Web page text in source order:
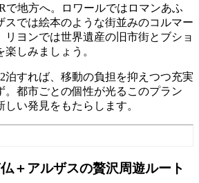
で地方へ。ロワールではロマンあふ
スでは絵本のような街並みのコルマー
リヨンでは世界遺産の旧市街とブショ
しみましょう。
泊すれば、移動の負担を抑えつつ充実
。都市ごとの個性が光るこのプラン
い発見をもたらします。
＋アルザスの贅沢周遊ルート